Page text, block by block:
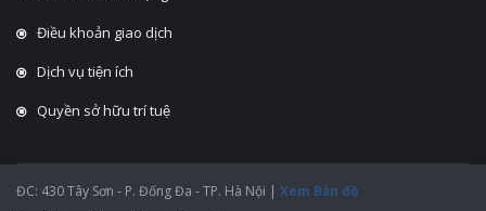
Điều khoản giao dịch
Dịch vụ tiện ích
Quyền sở hữu trí tuệ
ĐC: 430 Tây Sơn - P. Đống Đa - TP. Hà Nội | Xem Bản đồ